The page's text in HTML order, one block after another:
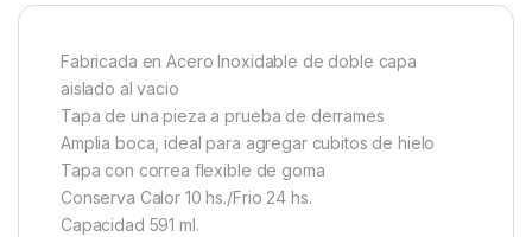
Fabricada en Acero Inoxidable de doble capa
aislado al vacio
Tapa de una pieza a prueba de derrames
Amplia boca, ideal para agregar cubitos de hielo
Tapa con correa flexible de goma
Conserva Calor 10 hs./Frio 24 hs.
Capacidad 591 ml.